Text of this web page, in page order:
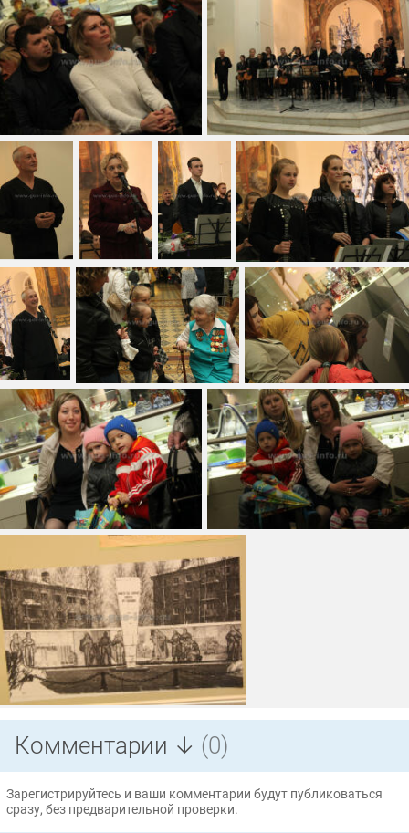
Комментарии ↓ (0)
Зарегистрируйтесь и ваши комментарии будут публиковаться
сразу, без предварительной проверки.